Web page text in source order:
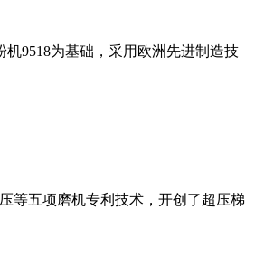
9518为基础，采用欧洲先进制造技
等五项磨机专利技术，开创了超压梯